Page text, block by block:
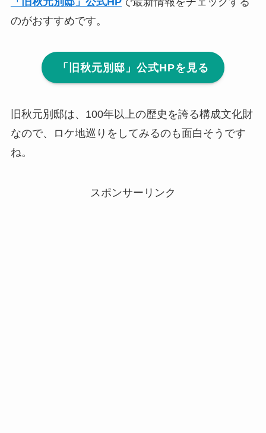
のがおすすめです。
「旧秋元別邸」公式HPを見る
旧秋元別邸は、100年以上の歴史を誇る構成文化財
なので、ロケ地巡りをしてみるのも面白そうです
ね。
スポンサーリンク